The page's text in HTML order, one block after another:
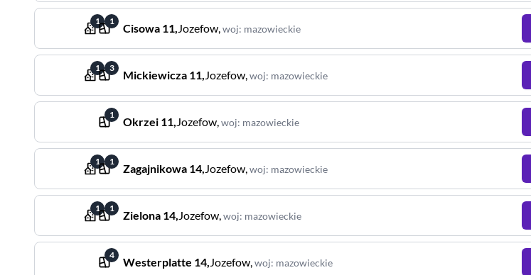
1 1
Cisowa 11,Jozefow,woj: mazowieckie
1 3
Mickiewicza 11,Jozefow,woj: mazowieckie
1
Okrzei 11,Jozefow,woj: mazowieckie
1 1
Zagajnikowa 14,Jozefow,woj: mazowieckie
1 1
Zielona 14,Jozefow,woj: mazowieckie
4
Westerplatte 14,Jozefow,woj: mazowieckie